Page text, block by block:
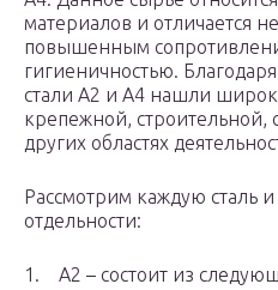
материалов и отличается
повышенным
гигиеничностью.
стали А2 и А4 нашли
крепежной, строительной,
других областях
Рассмотрим каждую сталь и
отдельности:
1. А2 – состоит из